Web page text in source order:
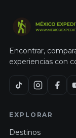
Encontrar,
experiencias con
EXPLORAR
Destinos